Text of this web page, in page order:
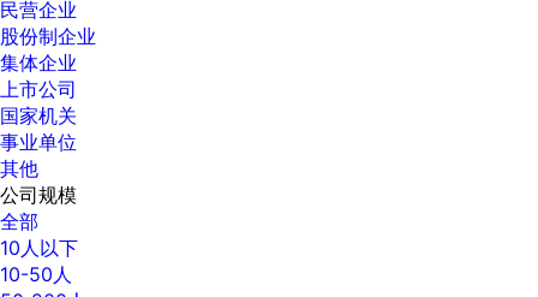
民营企业
股份制企业
集体企业
上市公司
国家机关
事业单位
其他
公司规模
全部
10人以下
10-50人